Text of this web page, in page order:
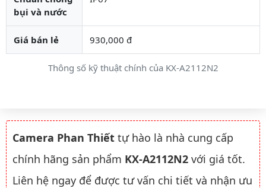
Thông số kỹ thuật chính của KX-A2112N2
bụi và nước
Giá bán lẻ 930,000 đ
Camera Phan Thiết tự hào là nhà cung cấp
chính hãng sản phẩm KX-A2112N2 với giá tốt.
Liên hệ ngay để được tư vấn chi tiết và nhận ưu